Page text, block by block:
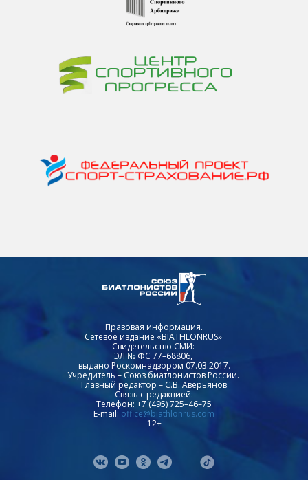
Правовая информация.
Сетевое издание «BIATHLONRUS»
Свидетельство СМИ:
ЭЛ № ФС 77–68806,
выдано Роскомнадзором 07.03.2017.
Учредитель – Союз биатлонистов России.
Главный редактор – С.В. Аверьянов
Связь с редакцией:
Телефон: +7 (495) 725–46–75
E-mail: office@biathlonrus.com
12+